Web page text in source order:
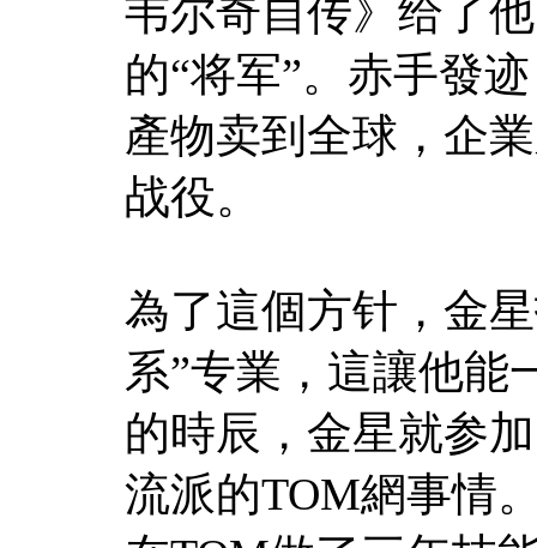
韦尔奇自传》给了
的“将军”。赤手發
產物卖到全球，企
战役。
為了這個方针，金
系”专業，這讓他能
的時辰，金星就参
流派的TOM網事情